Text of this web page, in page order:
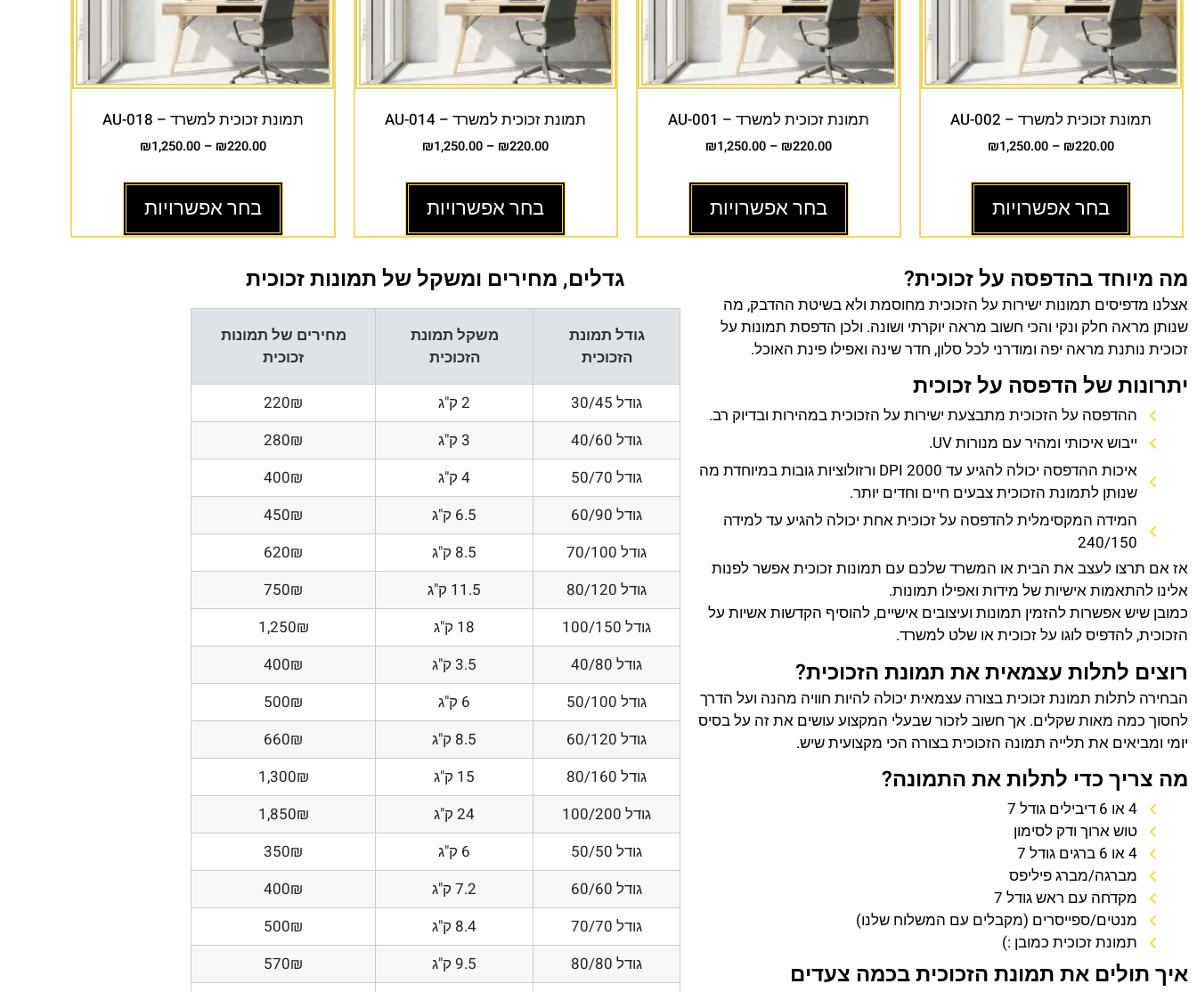
תמונת זכוכית למשרד – AU-002
₪220.00
–
₪1,250.00
בחר אפשרויות
תמונת זכוכית למשרד – AU-001
₪220.00
–
₪1,250.00
בחר אפשרויות
תמונת זכוכית למשרד – AU-014
₪220.00
–
₪1,250.00
בחר אפשרויות
תמונת זכוכית למשרד – AU-018
₪220.00
–
₪1,250.00
בחר אפשרויות
מה מיוחד בהדפסה על זכוכית?
אצלנו מדפיסים תמונות ישירות על הזכוכית מחוסמת ולא בשיטת ההדבק, מה
שנותן מראה חלק ונקי והכי חשוב מראה יוקרתי ושונה. ולכן הדפסת תמונות על
זכוכית נותנת מראה יפה ומודרני לכל סלון, חדר שינה ואפילו פינת האוכל.
יתרונות של הדפסה על זכוכית
ההדפסה על הזכוכית מתבצעת ישירות על הזכוכית במהירות ובדיוק רב.
ייבוש איכותי ומהיר עם מנורות UV.
איכות ההדפסה יכולה להגיע עד 2000 DPI ורזולוציות גובות במיוחדת מה
שנותן לתמונת הזכוכית צבעים חיים וחדים יותר.
המידה המקסימלית להדפסה על זכוכית אחת יכולה להגיע עד למידה
240/150
אז אם תרצו לעצב את הבית או המשרד שלכם עם תמונות זכוכית אפשר לפנות
אלינו להתאמות אישיות של מידות ואפילו תמונות.
כמובן שיש אפשרות להזמין תמונות ועיצובים אישיים, להוסיף הקדשות אשיות על
הזכוכית, להדפיס לוגו על זכוכית או שלט למשרד.
רוצים לתלות עצמאית את תמונת הזכוכית?
הבחירה לתלות תמונת זכוכית בצורה עצמאית יכולה להיות חוויה מהנה ועל הדרך
לחסוך כמה מאות שקלים. אך חשוב לזכור שבעלי המקצוע עושים את זה על בסיס
יומי ומביאים את תלייה תמונה הזכוכית בצורה הכי מקצועית שיש.
מה צריך כדי לתלות את התמונה?
4 או 6 דיבילים גודל 7
טוש ארוך ודק לסימון
4 או 6 ברגים גודל 7
מברגה/מברג פיליפס
מקדחה עם ראש גודל 7
מנטים/ספייסרים (מקבלים עם המשלוח שלנו)
תמונת זכוכית כמובן :)
איך תולים את תמונת הזכוכית בכמה צעדים
גדלים, מחירים ומשקל של תמונות זכוכית
גודל תמונת
הזכוכית
משקל תמונת
הזכוכית
מחירים של תמונות
זכוכית
גודל 30/45 2 ק"ג
220₪
גודל 40/60
3 ק"ג
280₪
גודל 50/70
4 ק"ג
400₪
גודל 60/90
6.5 ק"ג
450₪
גודל 70/100
8.5 ק"ג
620₪
גודל 80/120
11.5 ק"ג
750₪
גודל 100/150
18 ק"ג
1,250₪
גודל 40/80
3.5 ק"ג
400₪
גודל 50/100
6 ק"ג
500₪
גודל 60/120
8.5 ק"ג
660₪
גודל 80/160
15 ק"ג
1,300₪
גודל 100/200
24 ק"ג
1,850₪
גודל 50/50
6 ק"ג
350₪
גודל 60/60
7.2 ק"ג
400₪
גודל 70/70
8.4 ק"ג
500₪
גודל 80/80
9.5 ק"ג
570₪